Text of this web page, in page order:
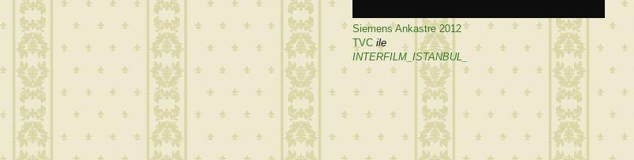
Siemens Ankastre 2012
TVC ile
INTERFILM_ISTANBUL_